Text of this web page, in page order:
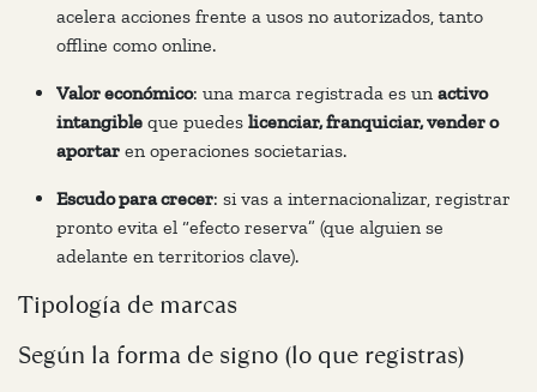
acelera acciones frente a usos no autorizados, tanto
offline como online.
Valor económico: una marca registrada es un activo
intangible que puedes licenciar, franquiciar, vender o
aportar en operaciones societarias.
Escudo para crecer: si vas a internacionalizar, registrar
pronto evita el “efecto reserva” (que alguien se
adelante en territorios clave).
Tipología de marcas
Según la forma de signo (lo que registras)